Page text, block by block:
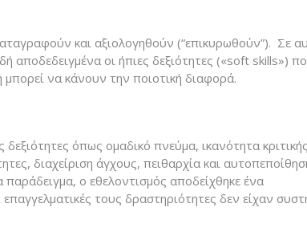
και αξιολογηθούν (“επικυρωθούν”). Σε
αποδεδειγμένα οι ήπιες δεξιότητες («soft skills»)
να κάνουν την ποιοτική διαφορά.
όπως ομαδικό πνεύμα, ικανότητα
διαχείριση άγχους, πειθαρχία και
ο εθελοντισμός αποδείχθηκε ένα
τους δραστηριότητες δεν είχαν